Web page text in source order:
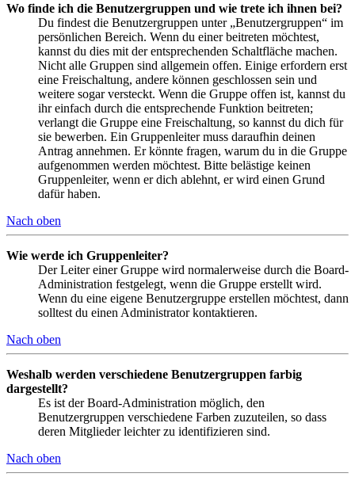
Wo finde ich die Benutzergruppen und wie trete ich ihnen bei?
Du findest die Benutzergruppen unter „Benutzergruppen“ im
persönlichen Bereich. Wenn du einer beitreten möchtest,
kannst du dies mit der entsprechenden Schaltfläche machen.
Nicht alle Gruppen sind allgemein offen. Einige erfordern erst
eine Freischaltung, andere können geschlossen sein und
weitere sogar versteckt. Wenn die Gruppe offen ist, kannst du
ihr einfach durch die entsprechende Funktion beitreten;
verlangt die Gruppe eine Freischaltung, so kannst du dich für
sie bewerben. Ein Gruppenleiter muss daraufhin deinen
Antrag annehmen. Er könnte fragen, warum du in die Gruppe
aufgenommen werden möchtest. Bitte belästige keinen
Gruppenleiter, wenn er dich ablehnt, er wird einen Grund
dafür haben.
Nach oben
Wie werde ich Gruppenleiter?
Der Leiter einer Gruppe wird normalerweise durch die Board-
Administration festgelegt, wenn die Gruppe erstellt wird.
Wenn du eine eigene Benutzergruppe erstellen möchtest, dann
solltest du einen Administrator kontaktieren.
Nach oben
Weshalb werden verschiedene Benutzergruppen farbig
dargestellt?
Es ist der Board-Administration möglich, den
Benutzergruppen verschiedene Farben zuzuteilen, so dass
deren Mitglieder leichter zu identifizieren sind.
Nach oben